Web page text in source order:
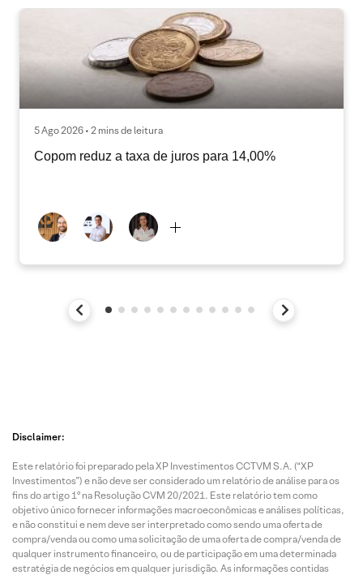
5 Ago 2026 • 2 mins de leitura
Copom reduz a taxa de juros para 14,00%
Disclaimer:
Este relatório foi preparado pela XP Investimentos CCTVM S.A. (“XP
Investimentos”) e não deve ser considerado um relatório de análise para os
fins do artigo 1º na Resolução CVM 20/2021. Este relatório tem como
objetivo único fornecer informações macroeconômicas e análises políticas,
e não constitui e nem deve ser interpretado como sendo uma oferta de
compra/venda ou como uma solicitação de uma oferta de compra/venda de
qualquer instrumento financeiro, ou de participação em uma determinada
estratégia de negócios em qualquer jurisdição. As informações contidas